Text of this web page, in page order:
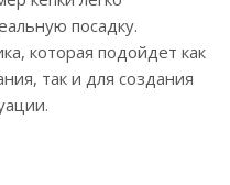
посадку.
которая подойдет как
так и для создания